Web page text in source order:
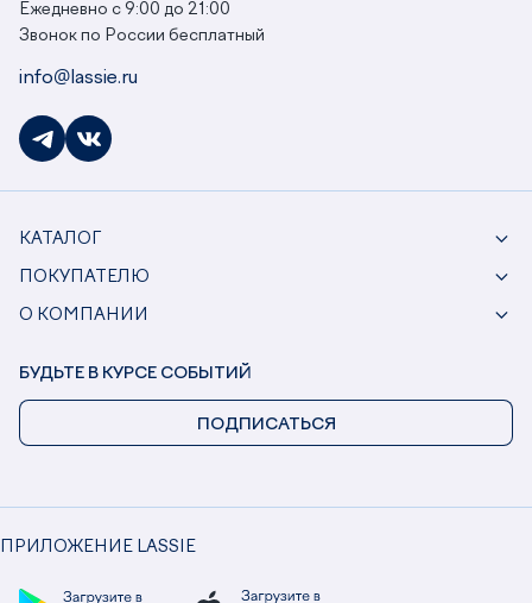
Ежедневно с 9:00 до 21:00
Звонок по России бесплатный
info@lassie.ru
КАТАЛОГ
ПОКУПАТЕЛЮ
О КОМПАНИИ
ПРИЛОЖЕНИЕ LASSIE
БУДЬТЕ В КУРСЕ СОБЫТИЙ
ПОДПИСАТЬСЯ